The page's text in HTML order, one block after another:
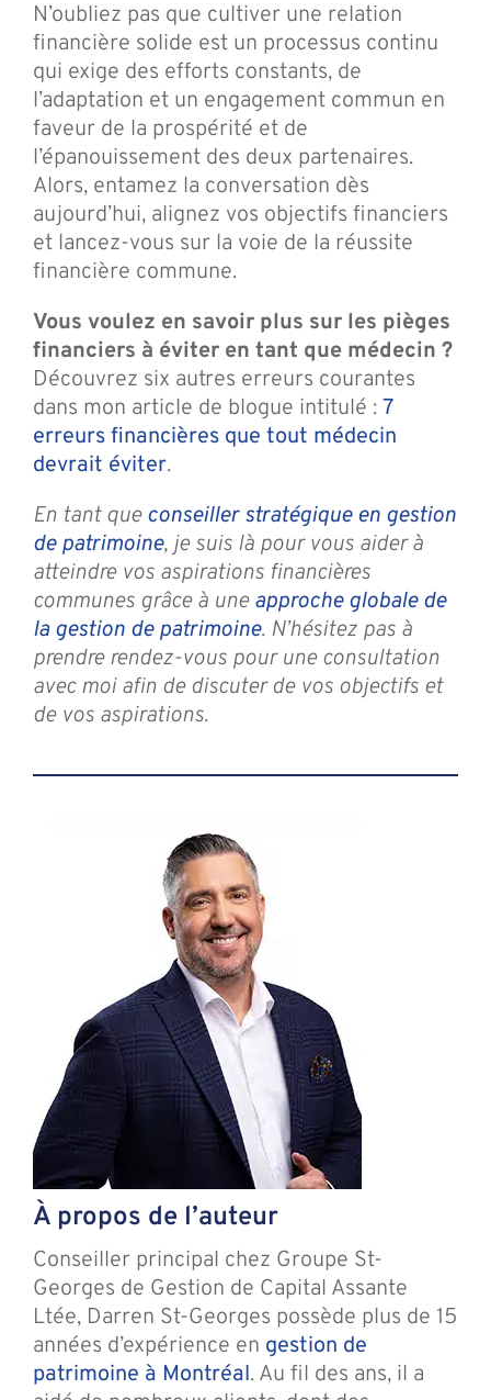
N’oubliez pas que cultiver une relation
financière solide est un processus continu
qui exige des efforts constants, de
l’adaptation et un engagement commun en
faveur de la prospérité et de
l’épanouissement des deux partenaires.
Alors, entamez la conversation dès
aujourd’hui, alignez vos objectifs financiers
et lancez-vous sur la voie de la réussite
financière commune.
Vous voulez en savoir plus sur les pièges
financiers à éviter en tant que médecin ?
Découvrez six autres erreurs courantes
dans mon article de blogue intitulé :7
erreurs financières que tout médecin
devrait éviter.
En tant queconseiller stratégique en gestion
de patrimoine, je suis là pour vous aider à
atteindre vos aspirations financières
communes grâce à uneapproche globale de
la gestion de patrimoine. N’hésitez pas à
prendre rendez-vous pour une consultation
avec moi afin de discuter de vos objectifs et
de vos aspirations.
À propos de l’auteur
Conseiller principal chez Groupe St-
Georges de Gestion de Capital Assante
Ltée, Darren St-Georges possède plus de 15
années d’expérience en gestion de
patrimoine à Montréal. Au fil des ans, il a